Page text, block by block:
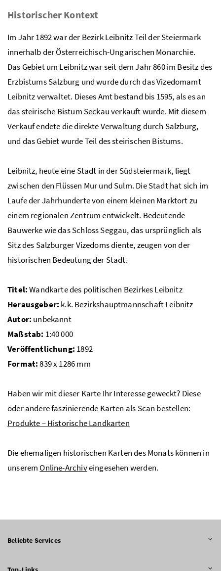
Historischer Kontext
Im Jahr 1892 war der Bezirk Leibnitz Teil der Steiermark
innerhalb der Österreichisch-Ungarischen Monarchie.
Das Gebiet um Leibnitz war seit dem Jahr 860 im Besitz des
Erzbistums Salzburg und wurde durch das Vizedomamt
Leibnitz verwaltet. Dieses Amt bestand bis 1595, als es an
das steirische Bistum Seckau verkauft wurde. Mit diesem
Verkauf endete die direkte Verwaltung durch Salzburg,
und das Gebiet wurde Teil des steirischen Bistums.
Leibnitz, heute eine Stadt in der Südsteiermark, liegt
zwischen den Flüssen Mur und Sulm. Die Stadt hat sich im
Laufe der Jahrhunderte von einem kleinen Marktort zu
einem regionalen Zentrum entwickelt. Bedeutende
Bauwerke wie das Schloss Seggau, das ursprünglich als
Sitz des Salzburger Vizedoms diente, zeugen von der
historischen Bedeutung der Stadt.
Titel:Wandkarte des politischen Bezirkes Leibnitz
Herausgeber: k.k. Bezirkshauptmannschaft Leibnitz
Autor: unbekannt
Maßstab: 1:40 000
Veröffentlichung: 1892
Format:839 x 1286 mm
Haben wir mit dieser Karte Ihr Interesse geweckt? Diese
oder andere faszinierende Karten als Scan bestellen:
Produkte – Historische Landkarten
Die ehemaligen historischen Karten des Monats können in
unserem Online-Archiveingesehen werden.
Beliebte Services